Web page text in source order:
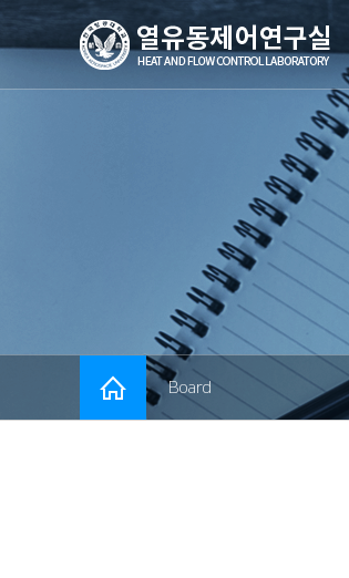
사이트
이동
경로
홈
Board